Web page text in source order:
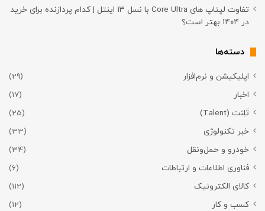
تفاوت لپتاپ های Core Ultra با نسل ۱۳ اینتل | کدام پردازنده برای خرید
در ۱۴۰۴ بهتر است؟
دسته‌ها
اپلیکیشن و نرم‌افزار
(29)
اخبار
(17)
تَلِنت (Talent)
(25)
خبر تکنولوژی
(33)
خودرو و حمل‌و‌نقل
(34)
فناوری اطلاعات و ارتباطات
(6)
کالای الکترونیک
(112)
کسب و کار
(12)